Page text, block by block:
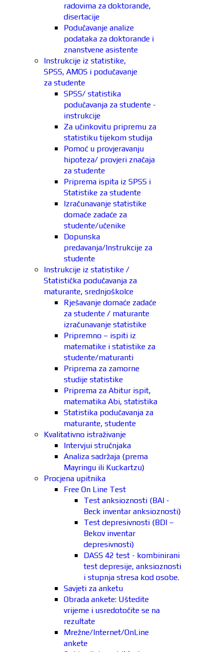
radovima za doktorande,
disertacije
Podučavanje analize
podataka za doktorande i
znanstvene asistente
Instrukcije iz statistike,
SPSS, AMOS i podučavanje
za studente
SPSS/ statistika
podučavanja za studente -
instrukcije
Za učinkovitu pripremu za
statistiku tijekom studija
Pomoć u provjeravanju
hipoteza/ provjeri značaja
za studente
Priprema ispita iz SPSS i
Statistike za studente
Izračunavanje statistike
domaće zadaće za
studente/učenike
Dopunska
predavanja/Instrukcije za
studente
Instrukcije iz statistike /
Statistička podučavanja za
maturante, srednjoškolce
Rješavanje domaće zadaće
za studente / maturante
izračunavanje statistike
Pripremno – ispiti iz
matematike i statistike za
studente/maturanti
Priprema za zamorne
studije statistike
Priprema za Abitur ispit,
matematika Abi, statistika
Statistika podučavanja za
maturante, studente
Kvalitativno istraživanje
Intervjui stručnjaka
Analiza sadržaja (prema
Mayringu ili Kuckartzu)
Procjena upitnika
Free On Line Test
Test anksioznosti (BAI -
Beck inventar anksioznosti)
Test depresivnosti (BDI –
Bekov inventar
depresivnosti)
DASS 42 test - kombinirani
test depresije, anksioznosti
i stupnja stresa kod osobe.
Savjeti za anketu
Obrada ankete: Uštedite
vrijeme i usredotočite se na
rezultate
Mrežne/Internet/OnLine
ankete